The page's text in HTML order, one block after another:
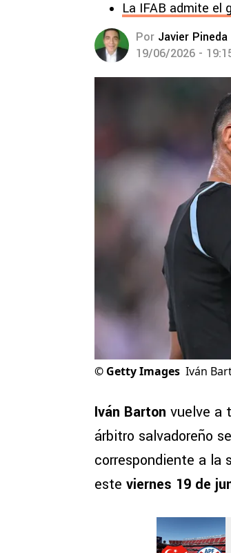
La IFAB admite el
Por Javier Pineda
19/06/2026 -
© Getty Images Iván
Iván Barton vuelve a
árbitro salvadoreño
correspondiente a la
este viernes 19 de